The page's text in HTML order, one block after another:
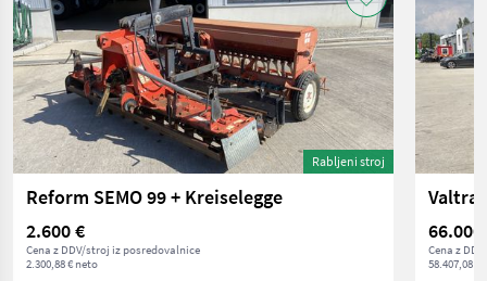
Rabljeni stroj
Reform SEMO 99 + Kreiselegge
2.600 €
Cena z DDV/stroj iz posredovalnice
2.300,88 € neto
Valtra
66.000
Cena z
58.407,08 €